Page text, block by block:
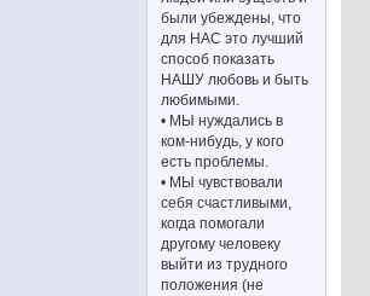
были убеждены, что
для НАС это лучший
способ показать
НАШУ любовь и быть
любимыми.
• МЫ нуждались в
ком-нибудь, у кого
есть проблемы.
• МЫ чувствовали
себя счастливыми,
когда помогали
другому человеку
выйти из трудного
положения (не